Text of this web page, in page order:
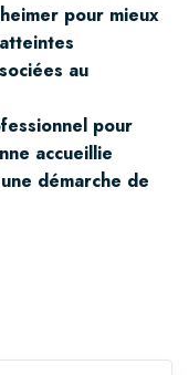
pour mieux
au
pour
accueillie
démarche de